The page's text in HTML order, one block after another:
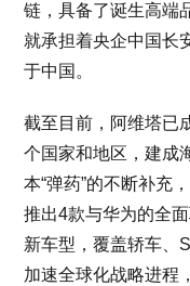
链，具备了诞生高端
就承担着央企中国长
于中国。
截至目前，阿维塔已
个国家和地区，建成
本“弹药”的不断补充
推出4款与华为的全
新车型，覆盖轿车、
加速全球化战略进程